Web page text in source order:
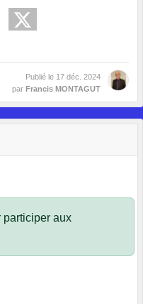
Publié le 17 déc. 2024
par Francis MONTAGUT
participer aux